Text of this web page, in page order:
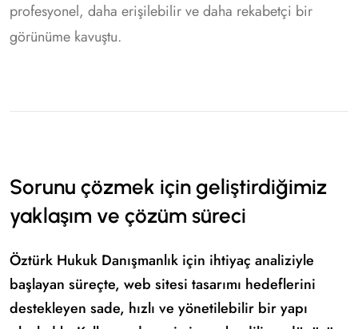
profesyonel, daha erişilebilir ve daha rekabetçi bir
görünüme kavuştu.
Sorunu çözmek için geliştirdiğimiz
yaklaşım ve çözüm süreci
Öztürk Hukuk Danışmanlık için ihtiyaç analiziyle
başlayan süreçte, web sitesi tasarımı hedeflerini
destekleyen sade, hızlı ve yönetilebilir bir yapı